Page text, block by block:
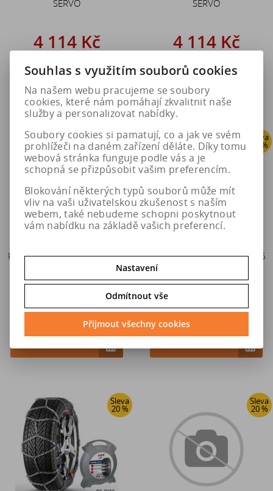
SERVO
4 114 Kč
SERVO
4 114 Kč
Sleva
20 %
Pewag Sněhové řetězy RS 75
4 671 Kč
5 838 Kč
Sleva
20 %
Pewag Sněhové řetězy RS 76
4 671 Kč
5 838 Kč
Sleva
20 %
Sleva
20 %
Souhlas s využitím souborů cookies
Na našem webu pracujeme se soubory
cookies, které nám pomáhají zkvalitnit naše
služby a personalizovat nabídky.
Soubory cookies si pamatují, co a jak ve svém
prohlížeči na daném zařízení děláte. Díky tomu
webová stránka funguje podle vás a je
schopná se přizpůsobit vašim preferencím.
Blokování některých typů souborů může mít
vliv na vaši uživatelskou zkušenost s naším
webem, také nebudeme schopni poskytnout
vám nabídku na základě vašich preferencí.
Nastavení
Odmítnout vše
Přijmout všechny cookies